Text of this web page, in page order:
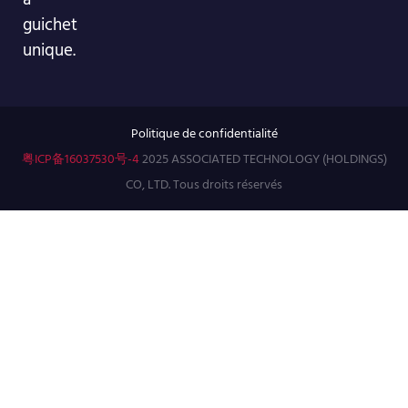
guichet
unique.
Politique de confidentialité
粤ICP备16037530号-42025 ASSOCIATED TECHNOLOGY (HOLDINGS)
CO, LTD. Tous droits réservés